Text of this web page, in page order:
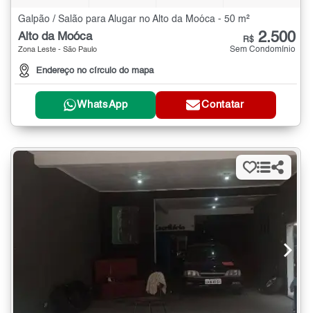
Galpão / Salão para Alugar no Alto da Moóca - 50 m²
Alto da Moóca
Zona Leste - São Paulo
Endereço no círculo do mapa
R$ 2.500
Sem Condomínio
WhatsApp Contatar